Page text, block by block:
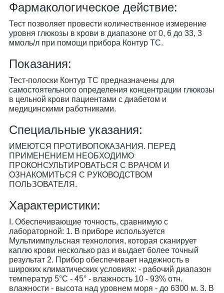
Фармакологическое действие:
Тест позволяет провести количественное измерение
уровня глюкозы в крови в диапазоне от 0, 6 до 33, 3
ммоль/л при помощи прибора Контур ТС.
Показания:
Тест-полоски Контур ТС предназначены для
самостоятельного определения концентрации глюкозы
в цельной крови пациентами с диабетом и
медицинскими работниками.
Специальные указания:
ИМЕЮТСЯ ПРОТИВОПОКАЗАНИЯ. ПЕРЕД
ПРИМЕНЕНИЕМ НЕОБХОДИМО
ПРОКОНСУЛЬТИРОВАТЬСЯ С ВРАЧОМ И
ОЗНАКОМИТЬСЯ С РУКОВОДСТВОМ
ПОЛЬЗОВАТЕЛЯ.
Характеристики:
I. Обеспечивающие точность, сравнимую с
лабораторной: 1. В приборе используется
Мультиимпульсная технология, которая сканирует
каплю крови несколько раз и выдает более точный
результат 2. Прибор обеспечивает надежность в
широких климатических условиях: - рабочий диапазон
температур 5°C - 45° - влажность 10 - 93% отн.
влажности - высота над уровнем моря - до 6300 м. 3. В